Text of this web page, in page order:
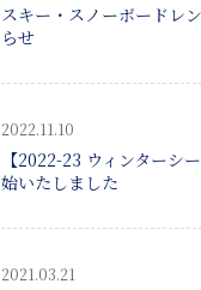
スキー・スノーボードレ
らせ
2022.11.10
【2022-23 ウィンターシ
始いたしました
2021.03.21